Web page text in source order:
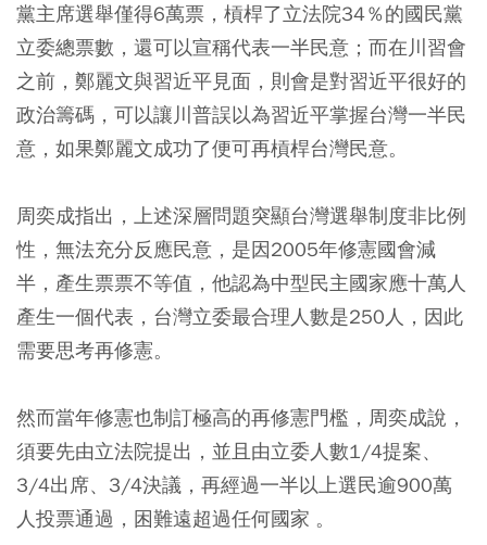
黨主席選舉僅得6萬票，槓桿了立法院34％的國民黨
立委總票數，還可以宣稱代表一半民意；而在川習會
之前，鄭麗文與習近平見面，則會是對習近平很好的
政治籌碼，可以讓川普誤以為習近平掌握台灣一半民
意，如果鄭麗文成功了便可再槓桿台灣民意。
周奕成指出，上述深層問題突顯台灣選舉制度非比例
性，無法充分反應民意，是因2005年修憲國會減
半，產生票票不等值，他認為中型民主國家應十萬人
產生一個代表，台灣立委最合理人數是250人，因此
需要思考再修憲。
然而當年修憲也制訂極高的再修憲門檻，周奕成說，
須要先由立法院提出，並且由立委人數1/4提案、
3/4出席、3/4決議，再經過一半以上選民逾900萬
人投票通過，困難遠超過任何國家 。